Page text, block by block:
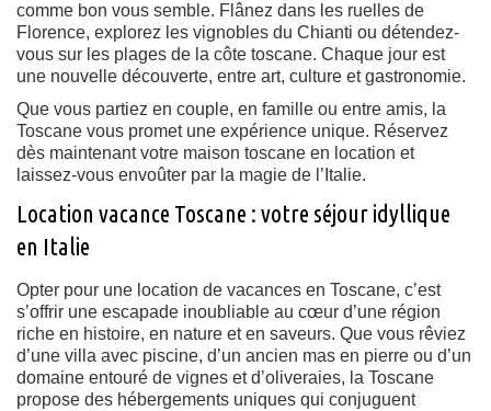
comme bon vous semble. Flânez dans les ruelles de
Florence, explorez les vignobles du Chianti ou détendez-
vous sur les plages de la côte toscane. Chaque jour est
une nouvelle découverte, entre art, culture et gastronomie.
Que vous partiez en couple, en famille ou entre amis, la
Toscane vous promet une expérience unique. Réservez
dès maintenant votre maison toscane en location et
laissez-vous envoûter par la magie de l’Italie.
Location vacance Toscane : votre séjour idyllique
en Italie
Opter pour une location de vacances en Toscane, c’est
s’offrir une escapade inoubliable au cœur d’une région
riche en histoire, en nature et en saveurs. Que vous rêviez
d’une villa avec piscine, d’un ancien mas en pierre ou d’un
domaine entouré de vignes et d’oliveraies, la Toscane
propose des hébergements uniques qui conjuguent